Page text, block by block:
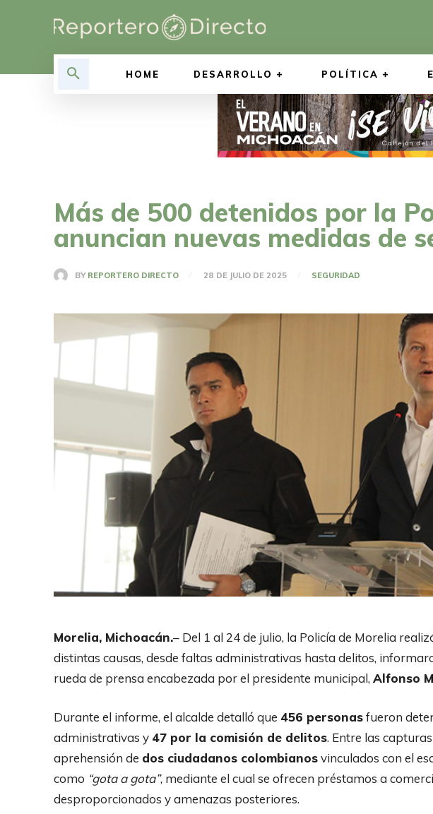
HOME DESARROLLO POLÍTICA
Más de 500 detenidos por la
anuncian nuevas medidas de
BY REPORTERO DIRECTO 28 DE JULIO DE 2025 SEGURIDAD
Morelia, Michoacán.– Del 1 al 24 de julio, la Policía de Morelia
distintas causas, desde faltas administrativas hasta delitos,
rueda de prensa encabezada por el presidente municipal, Alfonso
Durante el informe, el alcalde detalló que 456 personasfueron
administrativas y 47 por la comisión de delitos. Entre las
aprehensión de dos ciudadanos colombianosvinculados con el
como “gota a gota”, mediante el cual se ofrecen préstamos a
desproporcionados y amenazas posteriores.